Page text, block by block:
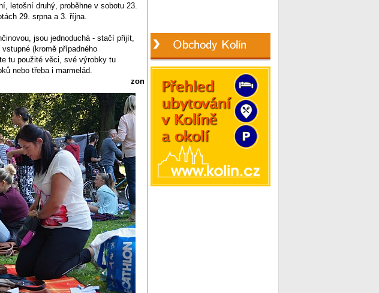
letošní druhý, proběhne v sobotu 23.
29. srpna a 3. října.
jsou jednoduchá - stačí přijít,
(kromě případného
tu použité věci, své výrobky tu
nebo třeba i marmelád.
zon